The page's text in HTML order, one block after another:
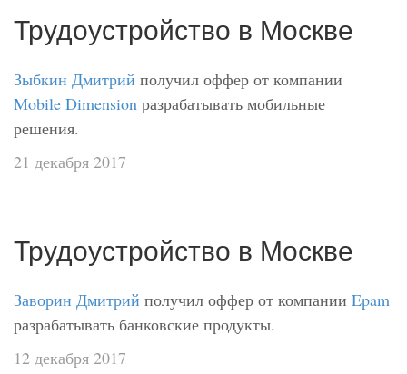
Трудоустройство в Москве
Зыбкин Дмитрий получил оффер от компании
Mobile Dimension разрабатывать мобильные
решения.
21 декабря 2017
Трудоустройство в Москве
Заворин Дмитрий получил оффер от компании Epam
разрабатывать банковские продукты.
12 декабря 2017